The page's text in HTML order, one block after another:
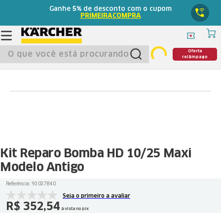
Ganhe 5% de desconto com o cupom
PRIMEIRACOMPRA
O que você está procurando?
Oferta
relâmpago
Kit Reparo Bomba HD 10/25 Maxi
Modelo Antigo
Referência::93037840
Seja o primeiro a avaliar
R$ 352,54 à vista no pix